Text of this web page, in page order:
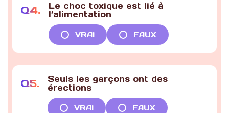
Q4.
Le choc toxique est lié à
l’alimentation
VRAI FAUX
Q5.
Seuls les garçons ont des
érections
VRAI FAUX